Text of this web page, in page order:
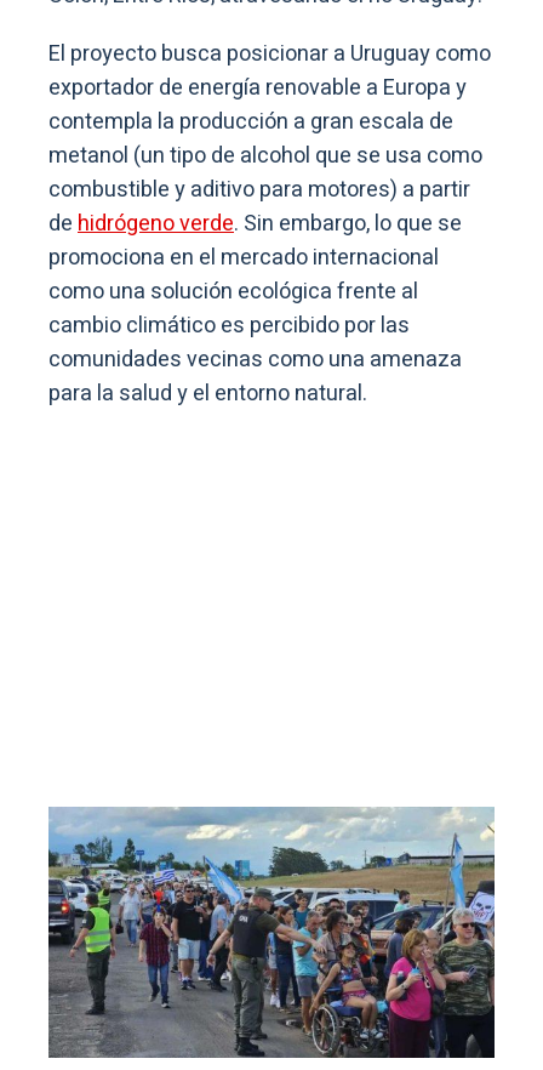
El proyecto busca posicionar a Uruguay como
exportador de energía renovable a Europa y
contempla la producción a gran escala de
metanol (un tipo de alcohol que se usa como
combustible y aditivo para motores) a partir
dehidrógeno verde. Sin embargo, lo que se
promociona en el mercado internacional
como una solución ecológica frente al
cambio climático es percibido por las
comunidades vecinas como una amenaza
para la salud y el entorno natural.